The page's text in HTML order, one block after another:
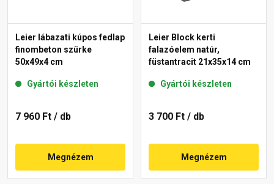
Leier lábazati kúpos fedlap
finombeton szürke
50x49x4 cm
Gyártói készleten
7 960 Ft / db
Megnézem
Leier Block kerti
falazóelem natúr,
füstantracit 21x35x14 cm
Gyártói készleten
3 700 Ft / db
Megnézem